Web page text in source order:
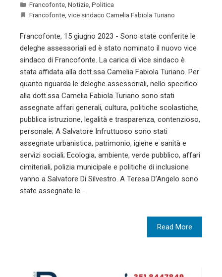
Francofonte, Notizie, Politica
Francofonte, vice sindaco Camelia Fabiola Turiano
Francofonte, 15 giugno 2023 - Sono state conferite le
deleghe assessoriali ed è stato nominato il nuovo vice
sindaco di Francofonte. La carica di vice sindaco è
stata affidata alla dott.ssa Camelia Fabiola Turiano. Per
quanto riguarda le deleghe assessoriali, nello specifico:
alla dott.ssa Camelia Fabiola Turiano sono stati
assegnate affari generali, cultura, politiche scolastiche,
pubblica istruzione, legalità e trasparenza, contenzioso,
personale; A Salvatore Infruttuoso sono stati
assegnate urbanistica, patrimonio, igiene e sanità e
servizi sociali; Ecologia, ambiente, verde pubblico, affari
cimiteriali, polizia municipale e politiche di inclusione
vanno a Salvatore Di Silvestro. A Teresa D’Angelo sono
state assegnate le…
Read More